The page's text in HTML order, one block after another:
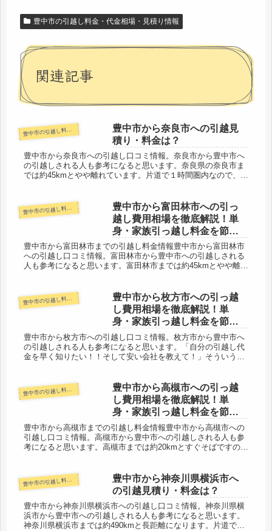
豊中市の引越し料金・代金相場・見積り情報
関連記事
豊中市の引越し料金・代金相場・見積り情報
豊中市から奈良市への引越見
積り・料金は？
豊中市から奈良市への引越し口コミ情報。奈良市から豊中市へ
の引越しされる人も参考になると思います。奈良県の奈良市ま
では約45kmとやや離れています。片道で１時間圏内なので、そ
豊中市の引越し料金・代金相場・見積り情報
豊中市から富田林市への引っ
越し費用相場を徹底解説！単
身・家族引っ越し料金を節約
する裏技
豊中市から富田林市までの引越し料金情報豊中市から富田林市
への引越し口コミ情報。富田林市から豊中市への引越しされる
人も参考になると思います。富田林市までは約45kmとやや離れ
豊中市の引越し料金・代金相場・見積り情報
豊中市から枚方市への引っ越
し費用相場を徹底解説！単
身・家族引っ越し料金を節約
する裏技
豊中市から枚方市への引越し口コミ情報。枚方市から豊中市へ
の引越しされる人も参考になると思います。「自分の引越し代
金を早く知りたい！！そして安い会社を教えて！」そういう人
豊中市の引越し料金・代金相場・見積り情報
豊中市から高槻市への引っ越
し費用相場を徹底解説！単
身・家族引っ越し料金を節約
する裏技
豊中市から高槻市までの引越し料金情報豊中市から高槻市への
引越し口コミ情報。高槻市から豊中市への引越しされる人も参
考になると思います。高槻市までは約20kmとすぐそばですの
豊中市の引越し料金・代金相場・見積り情報
豊中市から神奈川県横浜市へ
の引越見積り・料金は？
豊中市から神奈川県横浜市への引越し口コミ情報。神奈川県横
浜市から豊中市への引越しされる人も参考になると思います。
神奈川県横浜市までは約490kmと長距離になります。片道で６